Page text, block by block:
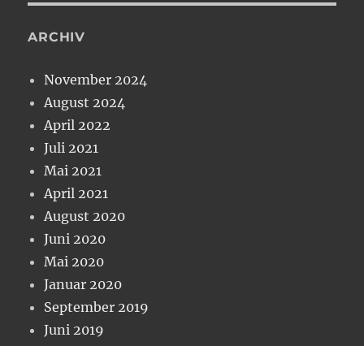
ARCHIV
November 2024
August 2024
April 2022
Juli 2021
Mai 2021
April 2021
August 2020
Juni 2020
Mai 2020
Januar 2020
September 2019
Juni 2019